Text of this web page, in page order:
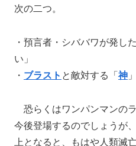
次の二つ。
・預言者・シババワが発し
い」
・ ブラスト と敵対する「神
恐らくはワンパンマンの
今後登場するのでしょうが
上となると、もはや人類滅